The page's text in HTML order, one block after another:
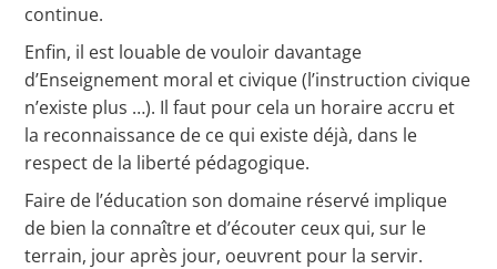
continue.
Enfin, il est louable de vouloir davantage
d’Enseignement moral et civique (l’instruction civique
n’existe plus …). Il faut pour cela un horaire accru et
la reconnaissance de ce qui existe déjà, dans le
respect de la liberté pédagogique.
Faire de l’éducation son domaine réservé implique
de bien la connaître et d’écouter ceux qui, sur le
terrain, jour après jour, oeuvrent pour la servir.